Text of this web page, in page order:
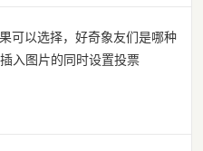
可以选择，好奇象友们是哪种
入图片的同时设置投票